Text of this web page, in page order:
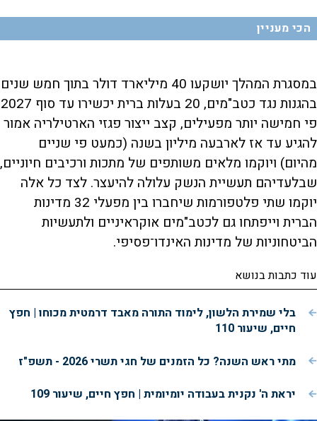
הכי מעניין
במסגרת המהלך יושקעו 40 מיליארד דולר בתוך חמש שנים
בהגנות נגד כטב"מים, 20 בעלות ברית יכשירו עד סוף 2027
פי חמישה יותר מפעילים, קצב ייצור פגזי הארטילריה אמור
להגיע עד אז לארבעה מיליון בשנה (כמעט פי שניים
מהיום) ויוקמו מלאים משותפים של מתכות ורכיבים חיוניים,
שבלעדיהם תעשיית הנשק עלולה להיעצר. לצד כל אלה
יוקמו שתי פלטפורמות שיחברו בין מפעלי 32 מדינות
הברית וייפתחו גם לכטב"מים אוקראיניים ולתעשיות
הביטחוניות של מדינות האינדו־פסיפי.
עוד כתבות בנושא
בלי שמירת הלשון, לימוד התורה מאבד דרמטית מכוחו | חפץ
חיים, שיעור 110
מתי ראש השנה? כל הזמנים של חגי תשרי 2026 - תשפ"ז
יראת ה' נקנית בעבודה יומיומית | חפץ חיים, שיעור 109